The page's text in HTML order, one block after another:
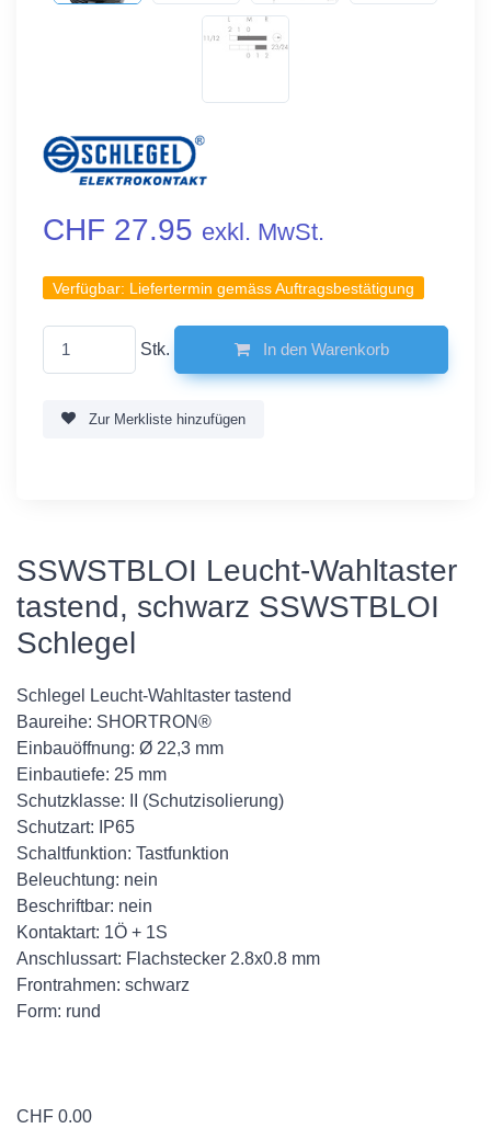
CHF 27.95 exkl. MwSt.
Verfügbar: Liefertermin gemäss Auftragsbestätigung
Stk. In den Warenkorb
Zur Merkliste hinzufügen
SSWSTBLOI Leucht-Wahltaster
tastend, schwarz SSWSTBLOI
Schlegel
Schlegel Leucht-Wahltaster tastend
Baureihe: SHORTRON®
Einbauöffnung: Ø 22,3 mm
Einbautiefe: 25 mm
Schutzklasse: II (Schutzisolierung)
Schutzart: IP65
Schaltfunktion: Tastfunktion
Beleuchtung: nein
Beschriftbar: nein
Kontaktart: 1Ö + 1S
Anschlussart: Flachstecker 2.8x0.8 mm
Frontrahmen: schwarz
Form: rund
CHF 0.00